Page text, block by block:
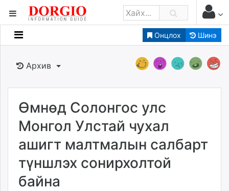
Онцлох Шинэ
Мэдээллийн
Банк санхүү
Бизнес ААН
Төрийн
Нийслэлийн
dorgio.mn
Gogo.mn
caak.mn
news.mn
Архив
Өмнөд Солонгос улс
Монгол Улстай чухал
ашигт малтмалын салбарт
түншлэх сонирхолтой
байна